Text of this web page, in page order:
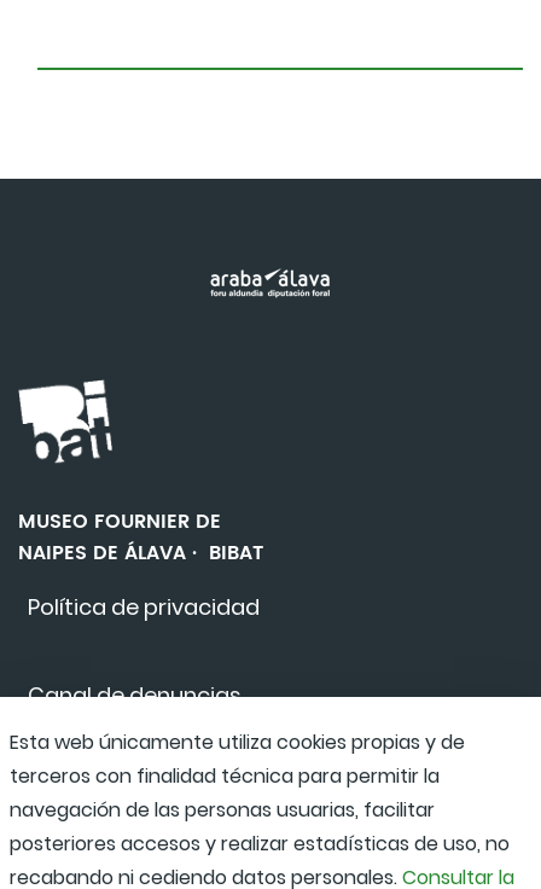
Política de privacidad
Canal de denuncias
Accesibilidad
MUSEO FOURNIER DE
NAIPES DE ÁLAVA · BIBAT
Esta web únicamente utiliza cookies propias y de
terceros con finalidad técnica para permitir la
navegación de las personas usuarias, facilitar
posteriores accesos y realizar estadísticas de uso, no
recabando ni cediendo datos personales.Consultar la